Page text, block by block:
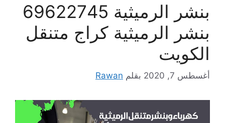
بنشر الرميثية 69622745
بنشر الرميثية كراج متنقل
الكويت
أغسطس 7, 2020 بقلم Rawan